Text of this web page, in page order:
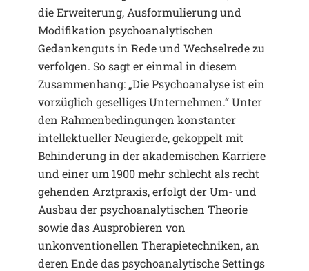
die Erweiterung, Ausformulierung und
Modifikation psychoanalytischen
Gedankenguts in Rede und Wechselrede zu
verfolgen. So sagt er einmal in diesem
Zusammenhang: „Die Psychoanalyse ist ein
vorzüglich geselliges Unternehmen.“ Unter
den Rahmenbedingungen konstanter
intellektueller Neugierde, gekoppelt mit
Behinderung in der akademischen Karriere
und einer um 1900 mehr schlecht als recht
gehenden Arztpraxis, erfolgt der Um- und
Ausbau der psychoanalytischen Theorie
sowie das Ausprobieren von
unkonventionellen Therapietechniken, an
deren Ende das psychoanalytische Settings